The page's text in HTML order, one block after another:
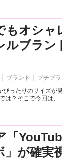
もオシャ
ルブラン
ブランド プチプラ
ぴったりのサイズ
は？そこで今回は、
「
」が確実